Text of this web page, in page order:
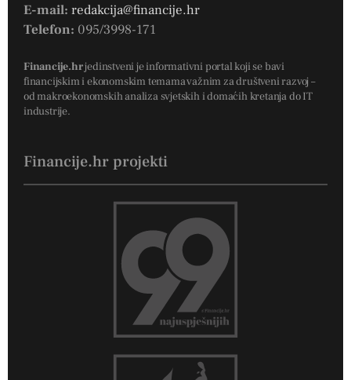
E-mail: redakcija@financije.hr
Telefon: 095/3998-171
Financije.hrjedinstveni je informativni portal koji se bavi
financijskim i ekonomskim temama važnim za društveni razvoj –
od makroekonomskih analiza svjetskih i domaćih kretanja do IT
industrije.
Financije.hr projekti